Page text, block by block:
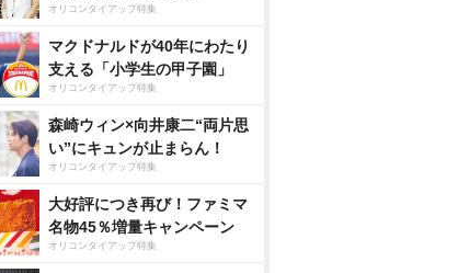
オリコンタイアップ特集
マクドナルドが40年にわたり
支える「小学生の甲子園」
オリコンタイアップ特集
森崎ウィン×向井康二“両片思
い”にキュンが止まらん！
オリコンタイアップ特集
大好評につき再び！ファミマ
名物45％増量キャンペーン
オリコンタイアップ特集